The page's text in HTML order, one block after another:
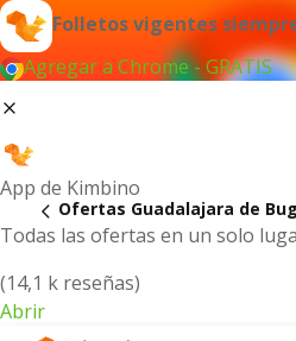
Folletos vigentes
Agregar a Chrome - GRATIS
App de Kimbino
Todas las ofertas en un solo
(14,1 k reseñas)
Abrir
Ofertas Guadalajara de